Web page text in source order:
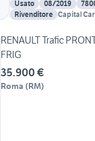
Usato 08/2019
Rivenditore Capital
RENAULT Trafic
FRIG
35.900 €
Roma (RM)